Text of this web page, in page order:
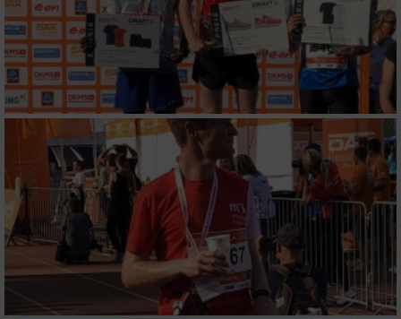
Performance
Funktional
Werbung